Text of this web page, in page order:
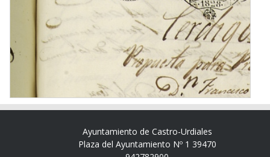
Ayuntamiento de Castro-Urdiales
Plaza del Ayuntamiento Nº 1 39470